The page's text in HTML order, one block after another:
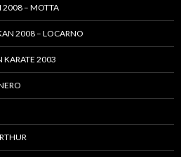
2008 – MOTTA
2008 – LOCARNO
KARATE 2003